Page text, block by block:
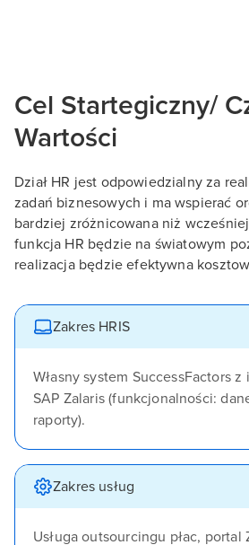
Cel Startegiczny/
Wartości
Dział HR jest odpowiedzialny za
zadań biznesowych i ma wspierać
bardziej zróżnicowana niż
funkcja HR będzie na światowym
realizacja będzie efektywna
Zakres HRIS
Własny system SuccessFactors
SAP Zalaris (funkcjonalności:
raporty).
Zakres usług
Usługa outsourcingu płac, portal